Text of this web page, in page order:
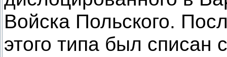
Войска Польского.
этого типа был списан